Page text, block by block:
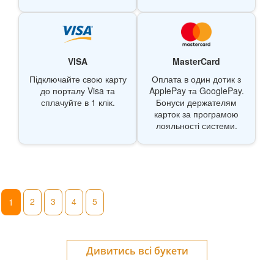
VISA
Підключайте свою карту
до порталу Visa та
сплачуйте в 1 клік.
MasterCard
Оплата в один дотик з
ApplePay та GooglePay.
Бонуси держателям
карток за програмою
лояльності системи.
1 2 3 4 5
Дивитись всі букети